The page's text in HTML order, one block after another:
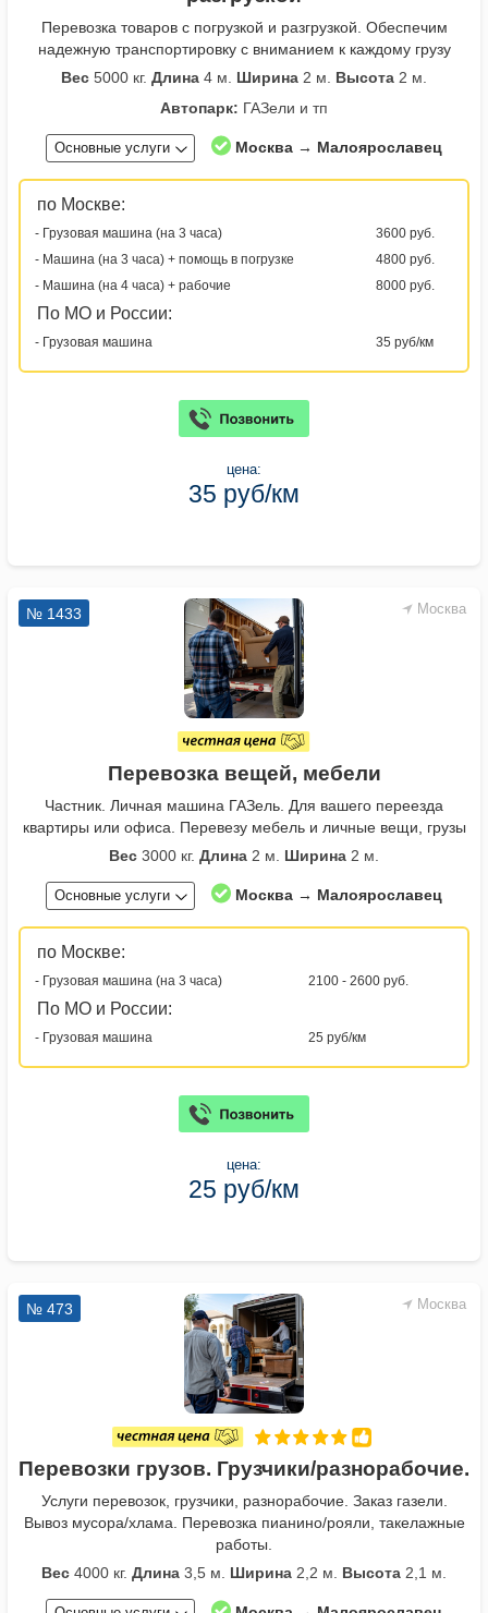
Перевозка товаров с погрузкой и разгрузкой. Обеспечим
надежную транспортировку с вниманием к каждому грузу
Вес 5000 кг. Длина 4 м. Ширина 2 м. Высота 2 м.
Автопарк: ГАЗели и тп
Основные услуги Москва → Малоярославец
по Москве:
- Грузовая машина (на 3 часа)
3600 руб.
- Машина (на 3 часа) + помощь в погрузке
4800 руб.
- Машина (на 4 часа) + рабочие
8000 руб.
По МО и России:
- Грузовая машина 35 руб/км
цена:
35 руб/км
Москва
№ 1433
Перевозка вещей, мебели
Частник. Личная машина ГАЗель. Для вашего переезда
квартиры или офиса. Перевезу мебель и личные вещи, грузы
Вес 3000 кг. Длина 2 м. Ширина 2 м.
Основные услуги Москва → Малоярославец
по Москве:
- Грузовая машина (на 3 часа) 2100 - 2600 руб.
По МО и России:
- Грузовая машина 25 руб/км
цена:
25 руб/км
Москва
№ 473
Перевозки грузов. Грузчики/разнорабочие.
Услуги перевозок, грузчики, разнорабочие. Заказ газели.
Вывоз мусора/хлама. Перевозка пианино/рояли, такелажные
работы.
Вес 4000 кг. Длина 3,5 м. Ширина 2,2 м. Высота 2,1 м.